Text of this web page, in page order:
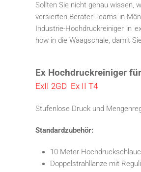
Sollten Sie nicht genau wissen,
versierten Berater-Teams in
Industrie-Hochdruckreiniger in
how in die Waagschale, damit
Ex Hochdruckreiniger
ExII 2GD Ex II T4
Stufenlose Druck und
Standardzubehör:
10 Meter
Doppelstrahllanze mit